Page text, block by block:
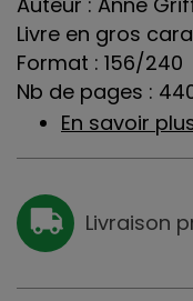
Livre en gros
Format : 156/240
Nb de pages :
En savoir
Livraison